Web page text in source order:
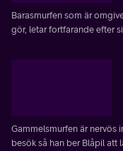
Barasmurfen som är
gör, letar fortfarande efter
Gammelsmurfen är nervös
besök så han ber Blåpil att